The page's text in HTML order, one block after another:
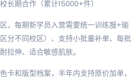
长期合作（累计15000+件）
，每期新学员入营需要统一训练服+瑜
分不同校区）、支持小批量补单、每批
拉伸、适合敏感肌肤。
卡和版型档案，半年内支持原价加单，